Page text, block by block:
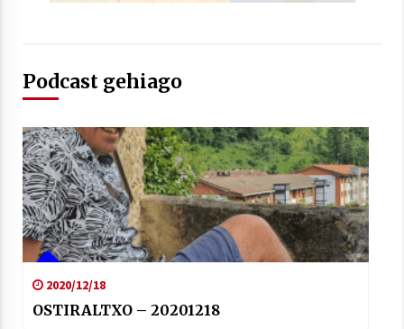
Telebistaren eskutik
2021/06/30
Podcast gehiago
2020/12/18
OSTIRALTXO – 20201218